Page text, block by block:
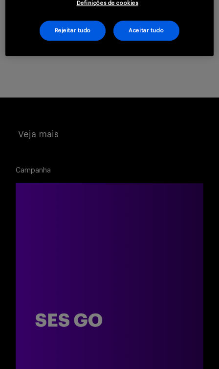
CLIQUE AQUI PARA SE CADASTRAR
Já possui uma conta? Clique aqui.
Veja mais
Campanha
Definições de cookies
Rejeitar tudo Aceitar tudo